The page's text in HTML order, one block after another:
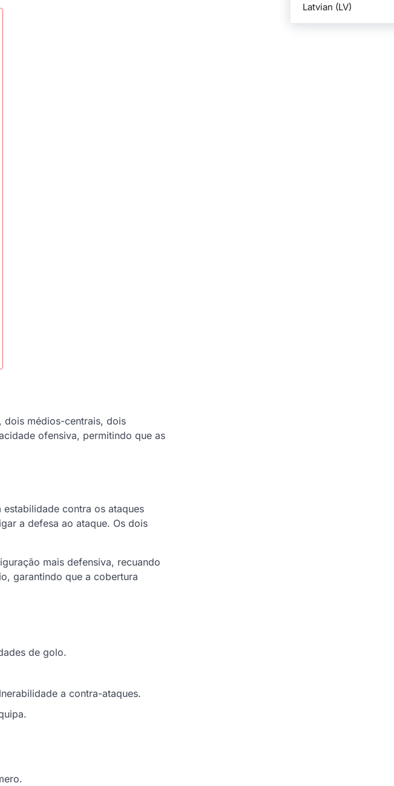
Latvian (LV)
dois médios-centrais, dois
ofensiva, permitindo que as
contra os ataques
a defesa ao ataque. Os dois
mais defensiva, recuando
garantindo que a cobertura
de golo.
a contra-ataques.